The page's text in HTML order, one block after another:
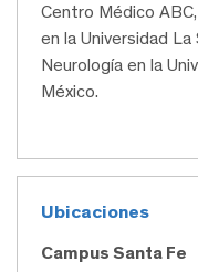
Centro Médico
en la Universidad
Neurología en la
México.
Ubicaciones
Campus Santa Fe